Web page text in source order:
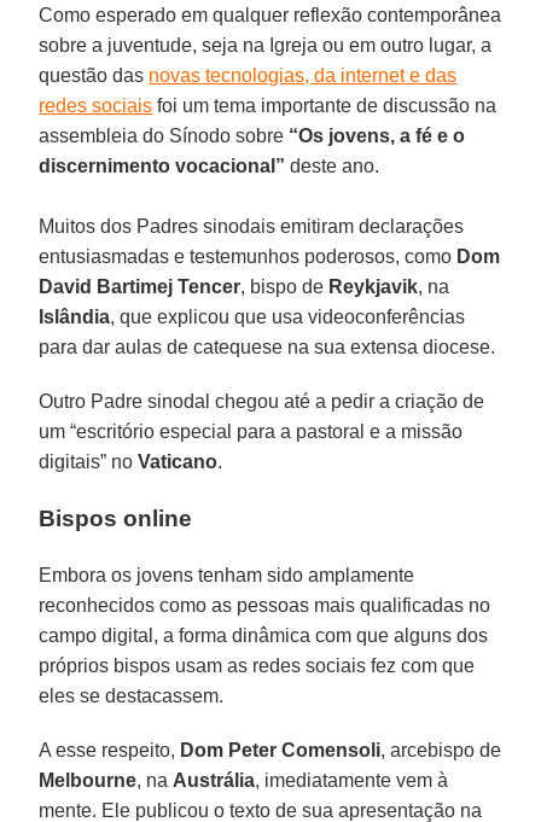
Como esperado em qualquer reflexão contemporânea
sobre a juventude, seja na Igreja ou em outro lugar, a
questão das novas tecnologias, da internet e das
redes sociais foi um tema importante de discussão na
assembleia do Sínodo sobre “Os jovens, a fé e o
discernimento vocacional” deste ano.
Muitos dos Padres sinodais emitiram declarações
entusiasmadas e testemunhos poderosos, como Dom
David Bartimej Tencer, bispo de Reykjavik, na
Islândia, que explicou que usa videoconferências
para dar aulas de catequese na sua extensa diocese.
Outro Padre sinodal chegou até a pedir a criação de
um “escritório especial para a pastoral e a missão
digitais” noVaticano.
Bispos online
Embora os jovens tenham sido amplamente
reconhecidos como as pessoas mais qualificadas no
campo digital, a forma dinâmica com que alguns dos
próprios bispos usam as redes sociais fez com que
eles se destacassem.
A esse respeito, Dom Peter Comensoli, arcebispo de
Melbourne, na Austrália, imediatamente vem à
mente. Ele publicou o texto de sua apresentação na